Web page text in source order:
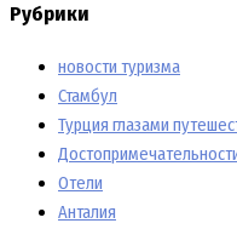
Рубрики
новости туризма
Стамбул
Турция глазами
Отели
Анталия